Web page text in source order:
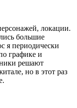
локации.
большие
я периодически
графике и
решают
но в этот раз